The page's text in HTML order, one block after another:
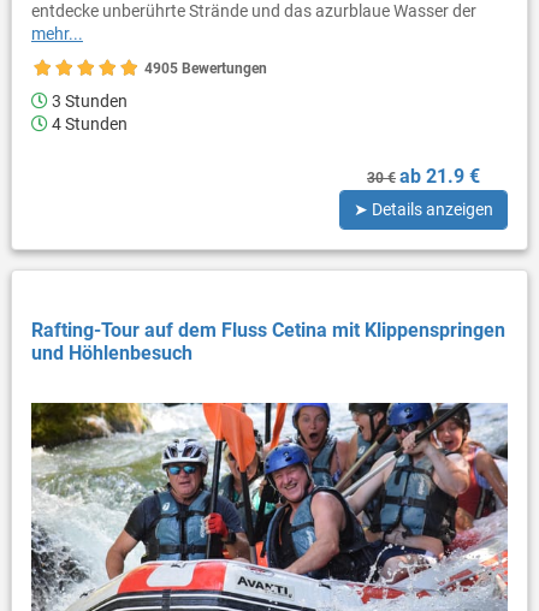
entdecke unberührte Strände und das azurblaue Wasser der
mehr...
4905 Bewertungen
3 Stunden
4 Stunden
30 € ab 21.9 €
➤ Details anzeigen
Rafting-Tour auf dem Fluss Cetina mit Klippenspringen
und Höhlenbesuch